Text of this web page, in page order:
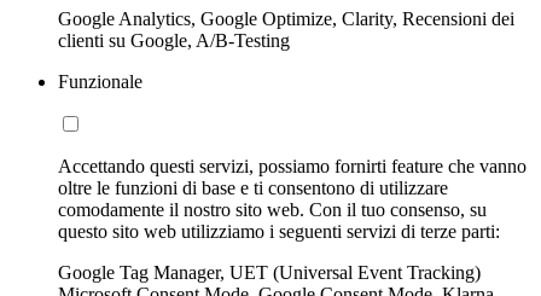
Google Analytics, Google Optimize, Clarity, Recensioni dei
clienti su Google, A/B-Testing
Funzionale
Accettando questi servizi, possiamo fornirti feature che vanno
oltre le funzioni di base e ti consentono di utilizzare
comodamente il nostro sito web. Con il tuo consenso, su
questo sito web utilizziamo i seguenti servizi di terze parti:
Google Tag Manager, UET (Universal Event Tracking)